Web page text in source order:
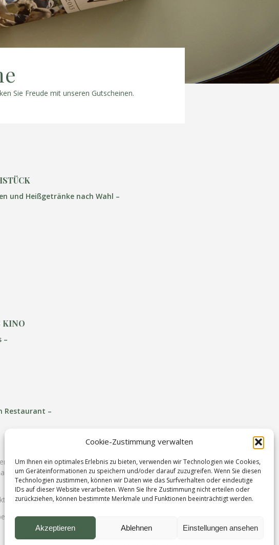
Cookie-Zustimmung verwalten
Um Ihnen ein optimales Erlebnis zu bieten, verwenden wir Technologien wie Cookies,
um Geräteinformationen zu speichern und/oder darauf zuzugreifen. Wenn Sie diesen
Technologien zustimmen, können wir Daten wie das Surfverhalten oder eindeutige
IDs auf dieser Website verarbeiten. Wenn Sie Ihre Zustimmung nicht erteilen oder
zurückziehen, können bestimmte Merkmale und Funktionen beeinträchtigt werden.
Akzeptieren Ablehnen Einstellungen ansehen
Sie Freude mit unseren Gutscheinen.
und Heißgetränke nach Wahl –
KINO
–
Restaurant –
eine besondere Freude.